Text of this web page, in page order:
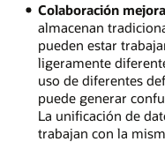
Colaboración
almacenan
pueden estar
ligeramente
uso de diferentes
puede generar
La unificación de
trabajan con la